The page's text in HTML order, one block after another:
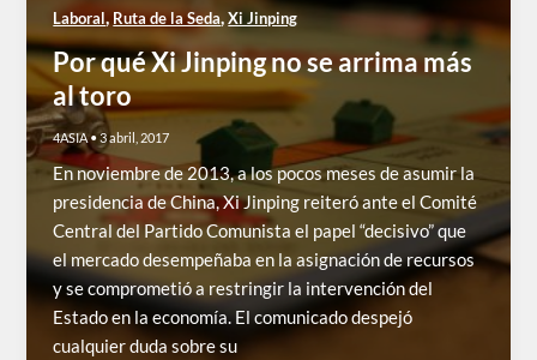
Laboral, Ruta de la Seda,Xi Jinping
Por qué Xi Jinping no se arrima más
al toro
4ASIA•3 abril, 2017
En noviembre de 2013, a los pocos meses de asumir la
presidencia de China, Xi Jinping reiteró ante el Comité
Central del Partido Comunista el papel “decisivo” que
el mercado desempeñaba en la asignación de recursos
y se comprometió a restringir la intervención del
Estado en la economía. El comunicado despejó
cualquier duda sobre su